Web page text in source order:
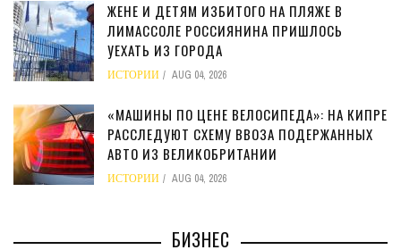
ЖЕНЕ И ДЕТЯМ ИЗБИТОГО НА ПЛЯЖЕ В
ЛИМАССОЛЕ РОССИЯНИНА ПРИШЛОСЬ
УЕХАТЬ ИЗ ГОРОДА
ИСТОРИИ AUG 04, 2026
«МАШИНЫ ПО ЦЕНЕ ВЕЛОСИПЕДА»: НА КИПРЕ
РАССЛЕДУЮТ СХЕМУ ВВОЗА ПОДЕРЖАННЫХ
АВТО ИЗ ВЕЛИКОБРИТАНИИ
ИСТОРИИ AUG 04, 2026
БИЗНЕС